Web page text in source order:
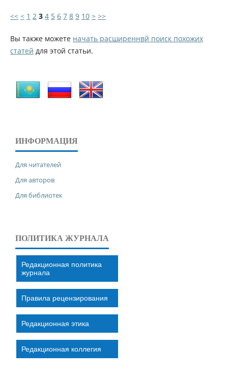
<< < 1 2 3 4 5 6 7 8 9 10 > >>
Вы также можете начать расширеннвй поиск похожих
статей для этой статьи.
ИНФОРМАЦИЯ
Для читателей
Для авторов
Для библиотек
ПОЛИТИКА ЖУРНАЛА
Редакционная политика
журнала
Правила рецензирования
Редакционная этика
Редакционная коллегия